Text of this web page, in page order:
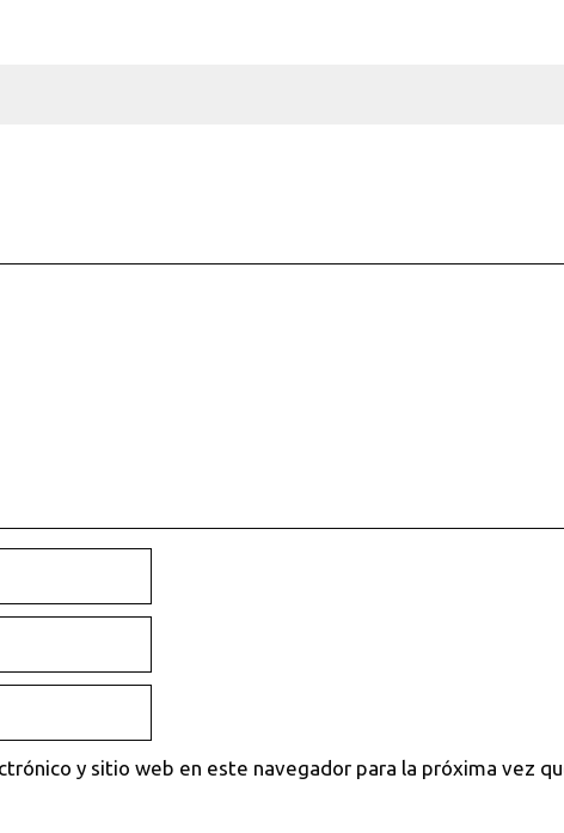
y sitio web en este navegador para la próxima vez